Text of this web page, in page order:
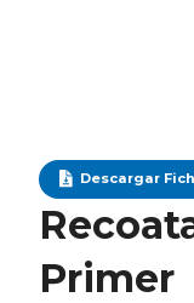
Descargar
Primer